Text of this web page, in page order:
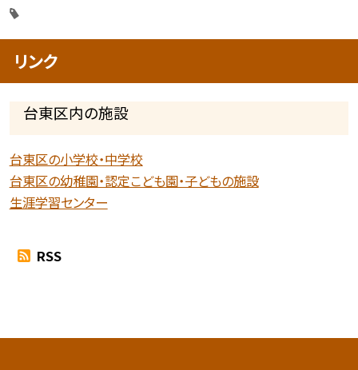
リンク
台東区内の施設
台東区の小学校・中学校
台東区の幼稚園・認定こども園・子どもの施設
生涯学習センター
RSS